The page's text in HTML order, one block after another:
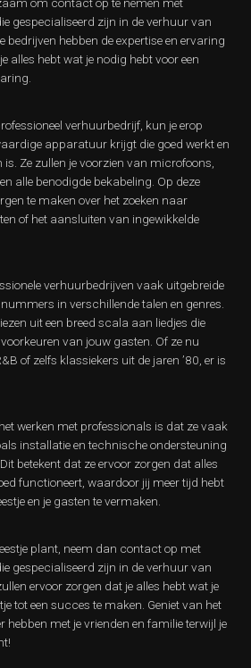
gespecialiseerd zijn in de verhuur van
bedrijven hebben de expertise en ervaring
alles hebt wat je nodig hebt voor een
verhuurbedrijf, kun je erop
apparatuur krijgt die goed werkt en
Ze zullen je voorzien van microfoons,
alle benodigde bekabeling. Op deze
te maken over het zoeken naar
of het aansluiten van ingewikkelde
verhuurbedrijven vaak uitgebreide
in verschillende talen en genres.
uit een breed scala aan liedjes die
van jouw gasten. Of ze nu
of zelfs klassiekers uit de jaren ’80, er is
werken met professionals is dat ze vaak
installatie en technische ondersteuning
betekent dat ze ervoor zorgen dat alles
functioneert, waardoor jij meer tijd hebt
en je gasten te vermaken.
plant, neem dan contact op met
gespecialiseerd zijn in de verhuur van
ervoor zorgen dat je alles hebt wat je
tot een succes te maken. Geniet van het
hebben met je vrienden en familie terwijl je